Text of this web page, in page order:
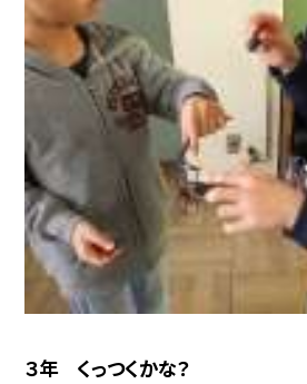
３年 くっつくかな？